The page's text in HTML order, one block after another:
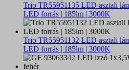
Trio TR55951135 LED asztali
LED forrás | 185lm | 3000K
Trio TR55951132 LED asztali
LED forrás | 185lm | 3000K